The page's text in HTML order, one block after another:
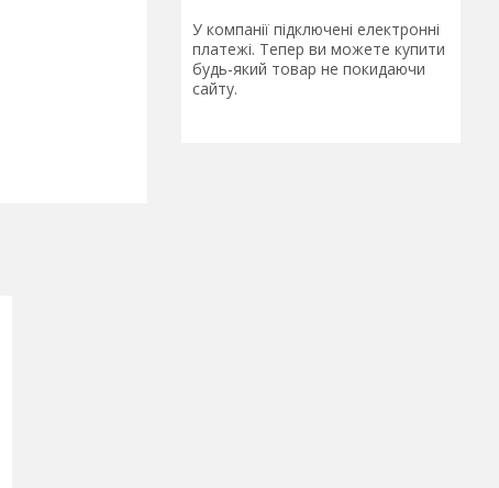
У компанії підключені електронні
платежі. Тепер ви можете купити
будь-який товар не покидаючи
сайту.